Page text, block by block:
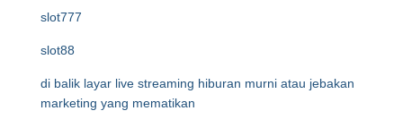
slot777
slot88
di balik layar live streaming hiburan murni atau jebakan
marketing yang mematikan